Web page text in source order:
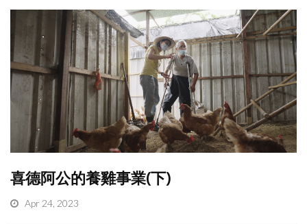
喜德阿公的養雞事業(下)
Apr 24, 2023